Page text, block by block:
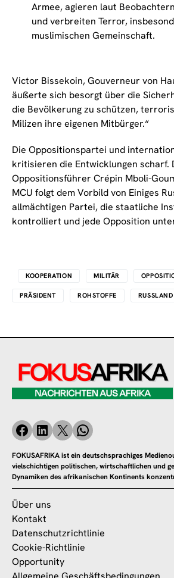
Armee, agieren laut
und verbreiten Terror,
muslimischen Gemeinschaft.
Victor Bissekoin, Gouverneur von
äußerte sich besorgt über die
die Bevölkerung zu schützen,
Milizen ihre eigenen Mitbürger.“
Die Oppositionspartei und
kritisieren die Entwicklungen scharf.
Oppositionsführer Crépin Mboli-
MCU folgt dem Vorbild von Einiges
allmächtigen Partei, die staatliche
kontrolliert und jede Opposition
KOOPERATION MILITÄR
PRÄSIDENT ROHSTOFFE RUSSLAND
FOKUSAFRIKA ist ein deutschsprachiges
vielschichtigen politischen, wirtschaftlichen und
Dynamiken des afrikanischen Kontinents
Über uns
Kontakt
Datenschutzrichtlinie
Cookie-Richtlinie
Opportunity